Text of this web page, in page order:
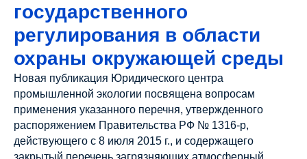
государственного
регулирования в области
охраны окружающей среды
Новая публикация Юридического центра
промышленной экологии посвящена вопросам
применения указанного перечня, утвержденного
распоряжением Правительства РФ № 1316-р,
действующего с 8 июля 2015 г., и содержащего
закрытый перечень загрязняющих атмосферный